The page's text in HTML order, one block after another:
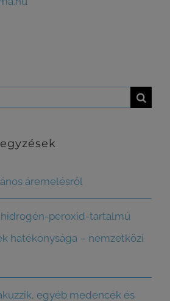
áremelésről
hidrogén-peroxid-tartalmú
hatékonysága – nemzetközi
egyéb medencék és